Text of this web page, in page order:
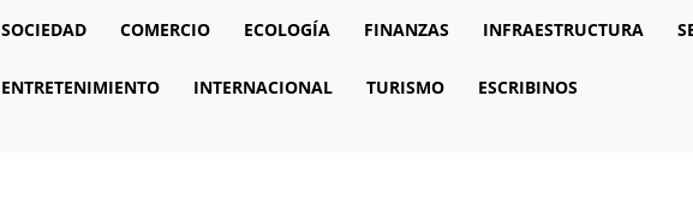
SOCIEDAD COMERCIO ECOLOGÍA FINANZAS INFRAESTRUCTURA
ENTRETENIMIENTO INTERNACIONAL TURISMO ESCRIBINOS